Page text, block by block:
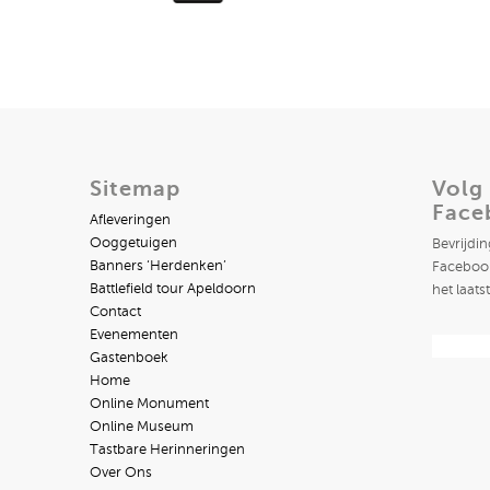
Sitemap
Afleveringen
Ooggetuigen
Banners ‘Herdenken’
Battlefield tour Apeldoorn
Contact
Evenementen
Gastenboek
Home
Online Monument
Online Museum
Tastbare Herinneringen
Over Ons
Volg
het